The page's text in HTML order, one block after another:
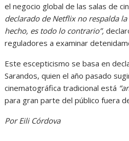
el negocio global de las salas de
declarado de Netflix no respalda
hecho, es todo lo contrario”,
reguladores a examinar
Este escepticismo se basa en
Sarandos, quien el año pasado
cinematográfica tradicional está
para gran parte del público fuera
Por Eili Córdova